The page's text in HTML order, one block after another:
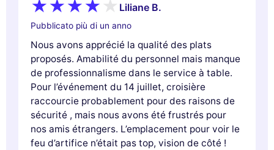
Liliane B.
Pubblicato più di un anno
Nous avons apprécié la qualité des plats
proposés. Amabilité du personnel mais manque
de professionnalisme dans le service à table.
Pour l’événement du 14 juillet, croisière
raccourcie probablement pour des raisons de
sécurité , mais nous avons été frustrés pour
nos amis étrangers. L’emplacement pour voir le
feu d’artifice n’était pas top, vision de côté !